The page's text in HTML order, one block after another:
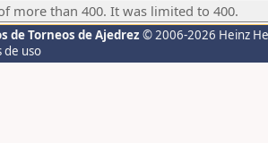
more than 400. It was limited to 400.
de Torneos de Ajedrez © 2006-2026 Heinz
de uso